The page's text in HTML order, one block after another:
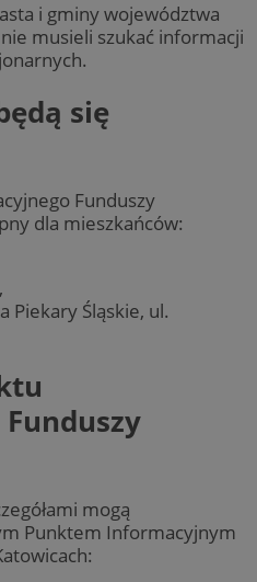
i gminy województwa
musieli szukać informacji
się
Funduszy
dla mieszkańców:
Piekary Śląskie, ul.
mogą
Punktem Informacyjnym